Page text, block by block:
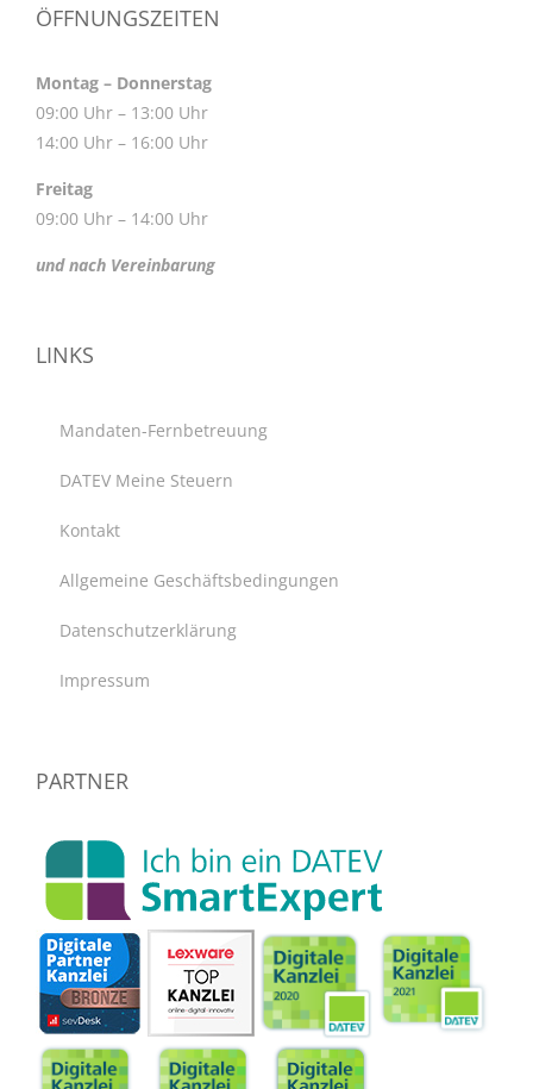
ÖFFNUNGSZEITEN
Montag – Donnerstag
09:00 Uhr – 13:00 Uhr
14:00 Uhr – 16:00 Uhr
Freitag
09:00 Uhr – 14:00 Uhr
und nach Vereinbarung
LINKS
Mandaten-Fernbetreuung
DATEV Meine Steuern
Kontakt
Allgemeine Geschäftsbedingungen
Datenschutzerklärung
Impressum
PARTNER